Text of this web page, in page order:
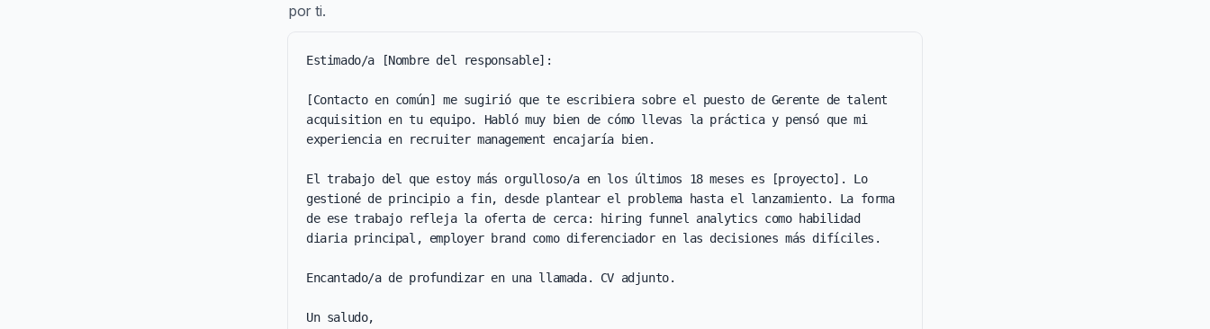
por ti.
Estimado/a [Nombre del responsable]:
[Contacto en común] me sugirió que te escribiera sobre el puesto de Gerente de talent
acquisition en tu equipo. Habló muy bien de cómo llevas la práctica y pensó que mi
experiencia en recruiter management encajaría bien.
El trabajo del que estoy más orgulloso/a en los últimos 18 meses es [proyecto]. Lo
gestioné de principio a fin, desde plantear el problema hasta el lanzamiento. La forma
de ese trabajo refleja la oferta de cerca: hiring funnel analytics como habilidad
diaria principal, employer brand como diferenciador en las decisiones más difíciles.
Encantado/a de profundizar en una llamada. CV adjunto.
Un saludo,